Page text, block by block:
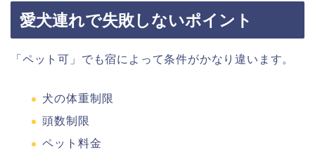
愛犬連れで失敗しないポイント
「ペット可」でも宿によって条件がかなり違います。
犬の体重制限
頭数制限
ペット料金